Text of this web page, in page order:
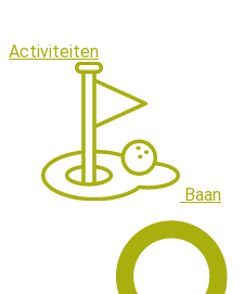
Activiteiten
Baan